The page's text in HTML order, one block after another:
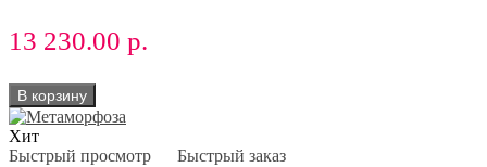
13 230.00 р.
В корзину
Хит
Быстрый просмотр
Быстрый заказ